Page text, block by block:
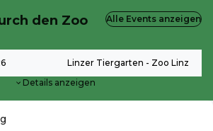
den Zoo
Linzer Tiergarten - Zoo Linz
Details anzeigen
Alle Events anzeigen